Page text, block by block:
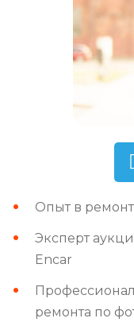
Опыт в
Эксперт
Encar
ремонта по